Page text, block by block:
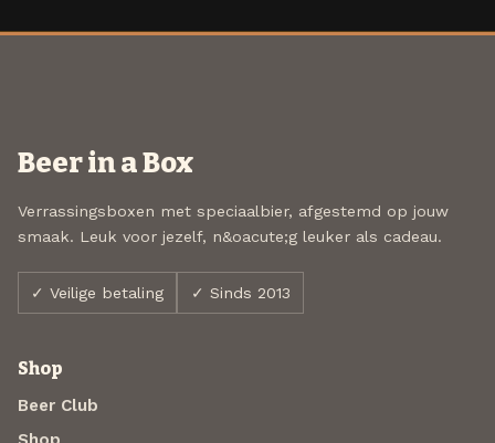
Beer in a Box
Verrassingsboxen met speciaalbier, afgestemd op jouw
smaak. Leuk voor jezelf, n&oacute;g leuker als cadeau.
✓ Veilige betaling ✓ Sinds 2013
Shop
Beer Club